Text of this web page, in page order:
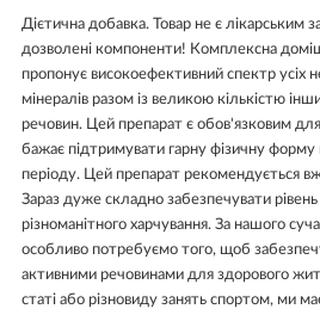
Дієтична добавка. Товар не є лікарським
дозволені компоненти! Комплексна
пропонує високоефективний спектр усіх
мінералів разом із великою кількістю
речовин. Цей препарат є обов'язковим
бажає підтримувати гарну фізичну
періоду. Цей препарат рекомендується
Зараз дуже складно забезпечувати
різноманітного харчування. За нашого
особливо потребуємо того, щоб
активними речовинами для здорового
статі або різновиду занять спортом, ми